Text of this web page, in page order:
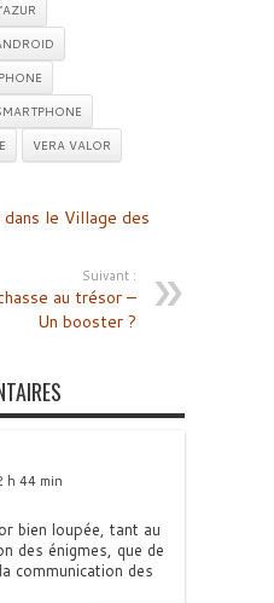
VERA VALOR
le Village des
Suivant :
au trésor –
Un booster ?
h 44 min
bien loupée, tant au
des énigmes, que de
communication des